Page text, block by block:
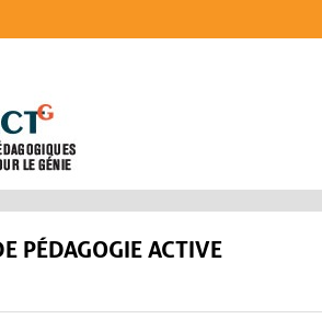
PÉDAGOGIE ACTIVE